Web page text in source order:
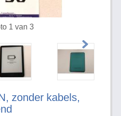
zonder kabels,
1 van 3